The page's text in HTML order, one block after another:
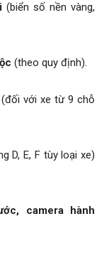
(biển số nền vàng,
(theo quy định).
(đối với xe từ 9 chỗ
D, E, F tùy loại xe)
camera hành